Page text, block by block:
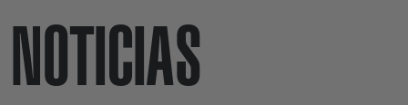
NOTICIAS